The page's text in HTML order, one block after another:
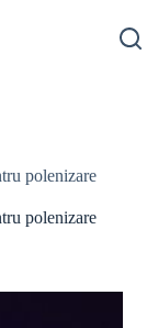
polenizare
polenizare